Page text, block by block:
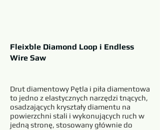
Fleixble Diamond Loop i Endless
Wire Saw
Drut diamentowy Pętla i piła diamentowa
to jedno z elastycznych narzędzi tnących,
osadzających kryształy diamentu na
powierzchni stali i wykonujących ruch w
jedną stronę, stosowany głównie do